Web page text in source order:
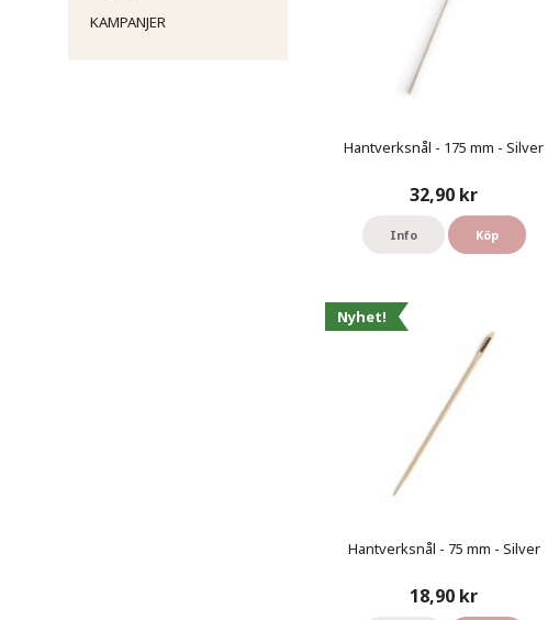
KAMPANJER
Hantverksnål - 175 mm - Silver
32,90 kr
Info Köp
Nyhet!
Hantverksnål - 75 mm - Silver
18,90 kr